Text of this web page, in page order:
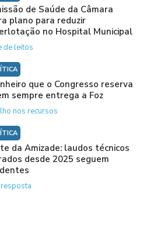
de Saúde da Câmara
plano para reduzir
no Hospital Municipal
de leitos
que o Congresso reserva
sempre entrega a Foz
nos recursos
da Amizade: laudos técnicos
desde 2025 seguem